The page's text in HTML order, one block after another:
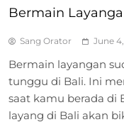
Bermain
Sang Orator June
Bermain layangan
tunggu di Bali. Ini
saat kamu berada di
layang di Bali akan